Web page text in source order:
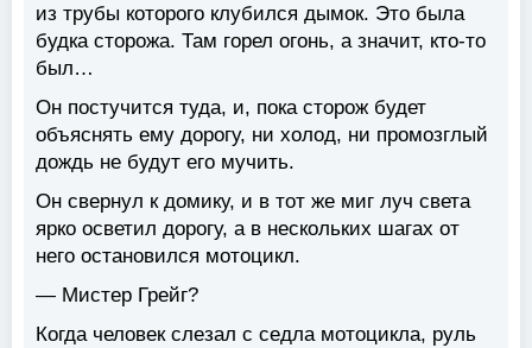
из трубы которого клубился дымок. Это была
будка сторожа. Там горел огонь, а значит, кто-то
был…
Он постучится туда, и, пока сторож будет
объяснять ему дорогу, ни холод, ни промозглый
дождь не будут его мучить.
Он свернул к домику, и в тот же миг луч света
ярко осветил дорогу, а в нескольких шагах от
него остановился мотоцикл.
— Мистер Грейг?
Когда человек слезал с седла мотоцикла, руль